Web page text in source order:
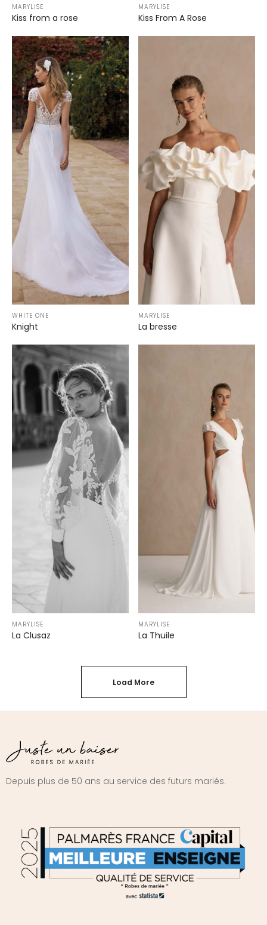
MARYLISE
Kiss from a rose
MARYLISE
Kiss From A Rose
WHITE ONE
Knight
MARYLISE
La bresse
MARYLISE
La Clusaz
MARYLISE
La Thuile
Load More
Depuis plus de 50 ans au service des futurs mariés.